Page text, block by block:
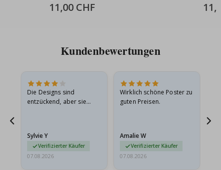
Special
Price
11,00 CHF Price
Kundenbewertungen
Die Designs sind
entzückend, aber sie
sie…
Sylvie Y
Verifizierter Käufer
07.08.2026
Wirklich schöne Poster zu
guten Preisen.
Amalie W
Verifizierter Käufer
07.08.2026